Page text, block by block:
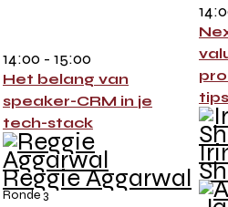
14:00 - 15:00
Het belang van
speaker-CRM in je
tech-stack
Reggie Aggarwal
Ronde 3
tips